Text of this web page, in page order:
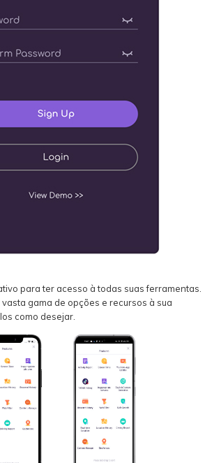
para ter acesso à todas suas ferramentas.
gama de opções e recursos à sua
como desejar.